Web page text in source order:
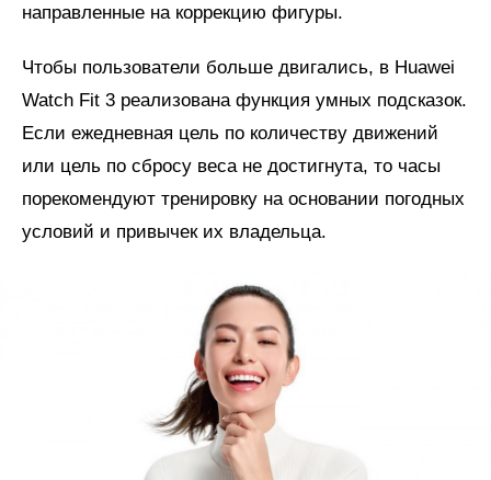
направленные на коррекцию фигуры.
Чтобы пользователи больше двигались, в Huawei
Watch Fit 3 реализована функция умных подсказок.
Если ежедневная цель по количеству движений
или цель по сбросу веса не достигнута, то часы
порекомендуют тренировку на основании погодных
условий и привычек их владельца.